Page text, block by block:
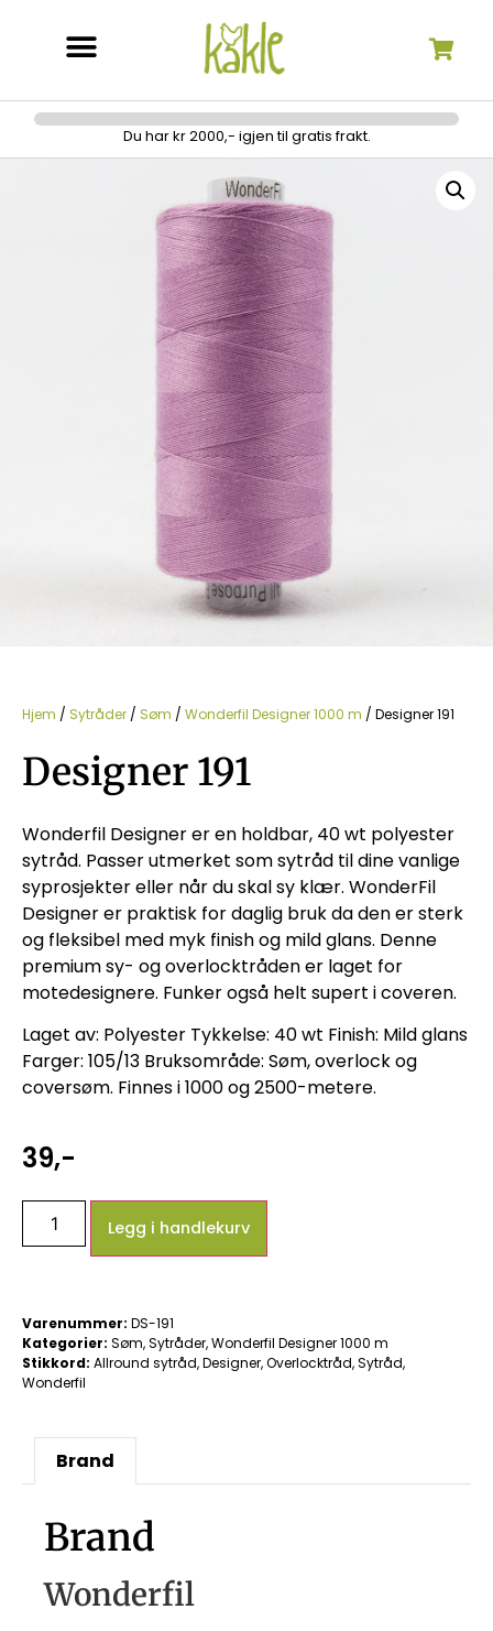
Du har kr 2000,- igjen til gratis frakt.
Hjem / Sytråder / Søm / Wonderfil Designer 1000 m / Designer 191
Designer 191
Wonderfil Designer er en holdbar, 40 wt polyester
sytråd. Passer utmerket som sytråd til dine vanlige
syprosjekter eller når du skal sy klær. WonderFil
Designer er praktisk for daglig bruk da den er sterk
og fleksibel med myk finish og mild glans. Denne
premium sy- og overlocktråden er laget for
motedesignere. Funker også helt supert i coveren.
Laget av: Polyester Tykkelse: 40 wt Finish: Mild glans
Farger: 105/13 Bruksområde: Søm, overlock og
coversøm. Finnes i 1000 og 2500-metere.
39,-
Legg i handlekurv
Varenummer: DS-191
Kategorier: Søm,Sytråder,Wonderfil Designer 1000 m
Stikkord: Allround sytråd,Designer,Overlocktråd,Sytråd,
Wonderfil
Brand
Brand
Wonderfil